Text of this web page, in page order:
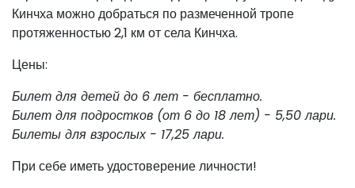
Кинчха можно добраться по размеченной тропе
протяженностью 2,1 км от села Кинчха.
Цены:
Билет для детей до 6 лет - бесплатно.
Билет для подростков (от 6 до 18 лет) - 5,50 лари.
Билеты для взрослых - 17,25 лари.
При себе иметь удостоверение личности!